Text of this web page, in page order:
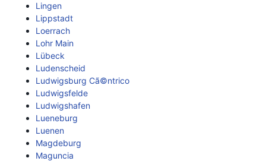
Lingen
Lippstadt
Loerrach
Lohr Main
Lübeck
Ludenscheid
Ludwigsburg Cã©ntrico
Ludwigsfelde
Ludwigshafen
Lueneburg
Luenen
Magdeburg
Maguncia